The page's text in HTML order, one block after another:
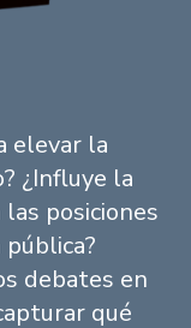
elevar la
¿Influye la
posiciones
debates en
qué